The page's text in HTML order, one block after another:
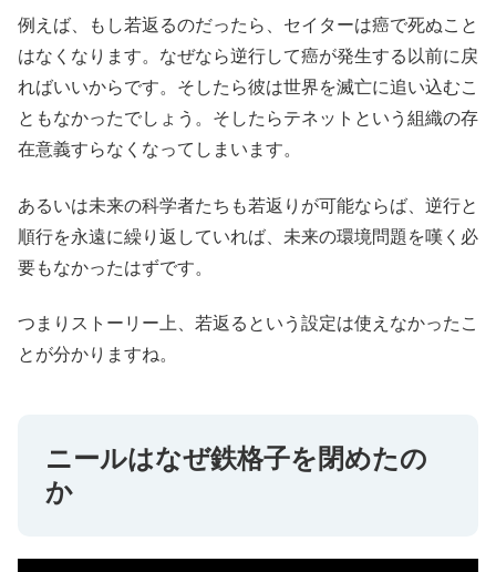
例えば、もし若返るのだったら、セイターは癌で死ぬこと
はなくなります。なぜなら逆行して癌が発生する以前に戻
ればいいからです。そしたら彼は世界を滅亡に追い込むこ
ともなかったでしょう。そしたらテネットという組織の存
在意義すらなくなってしまいます。
あるいは未来の科学者たちも若返りが可能ならば、逆行と
順行を永遠に繰り返していれば、未来の環境問題を嘆く必
要もなかったはずです。
つまりストーリー上、若返るという設定は使えなかったこ
とが分かりますね。
ニールはなぜ鉄格子を閉めたの
か